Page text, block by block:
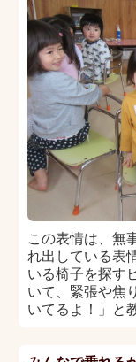
この表情は、無
れ出している表
いる椅子を探す
いて、緊張や焦
いてるよ！」と